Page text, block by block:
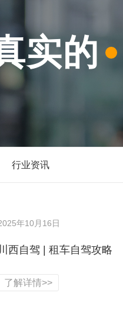
实的
行业资讯
年10月16日
川西自驾 | 租车自驾攻略
了解详情>>